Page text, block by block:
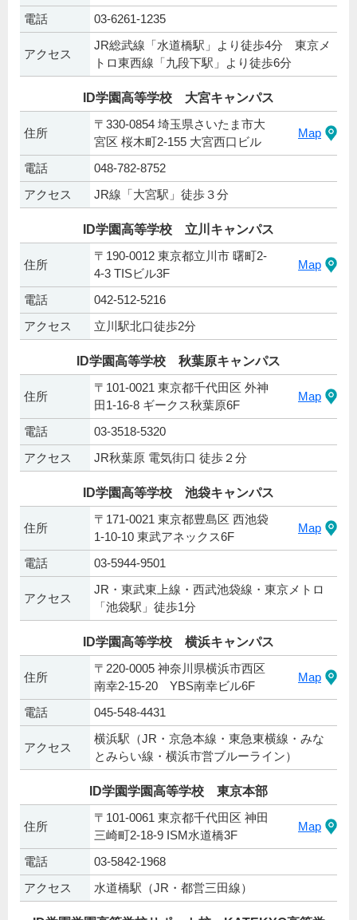
電話 03-6261-1235
アクセス
JR総武線「水道橋駅」より徒歩4分 東京メ
トロ東西線「九段下駅」より徒歩6分
ID学園高等学校 大宮キャンパス
住所
〒330-0854 埼玉県さいたま市大
宮区 桜木町2-155 大宮西口ビル
Map
電話
048-782-8752
アクセス
JR線「大宮駅」徒歩３分
ID学園高等学校 立川キャンパス
住所
〒190-0012 東京都立川市 曙町2-
4-3 TISビル3F
Map
電話
042-512-5216
アクセス
立川駅北口徒歩2分
ID学園高等学校 秋葉原キャンパス
住所
〒101-0021 東京都千代田区 外神
田1-16-8 ギークス秋葉原6F
Map
電話
03-3518-5320
アクセス
JR秋葉原 電気街口 徒歩２分
ID学園高等学校 池袋キャンパス
住所
〒171-0021 東京都豊島区 西池袋
1-10-10 東武アネックス6F
Map
電話 03-5944-9501
アクセス
JR・東武東上線・西武池袋線・東京メトロ
「池袋駅」徒歩1分
ID学園高等学校 横浜キャンパス
住所
〒220-0005 神奈川県横浜市西区
南幸2-15-20 YBS南幸ビル6F
Map
電話 045-548-4431
アクセス
横浜駅（JR・京急本線・東急東横線・みな
とみらい線・横浜市営ブルーライン）
ID学園学園高等学校 東京本部
住所
〒101-0061 東京都千代田区 神田
三崎町2-18-9 ISM水道橋3F
Map
電話
03-5842-1968
アクセス
水道橋駅（JR・都営三田線）